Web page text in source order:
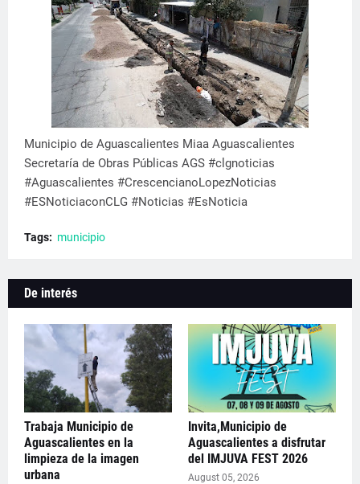
Municipio de Aguascalientes Miaa Aguascalientes
Secretaría de Obras Públicas AGS #clgnoticias
#Aguascalientes #CrescencianoLopezNoticias
#ESNoticiaconCLG #Noticias #EsNoticia
Tags: municipio
De interés
Trabaja Municipio de
Aguascalientes en la
limpieza de la imagen
urbana
Invita,Municipio de
Aguascalientes a disfrutar
del IMJUVA FEST 2026
August 05, 2026